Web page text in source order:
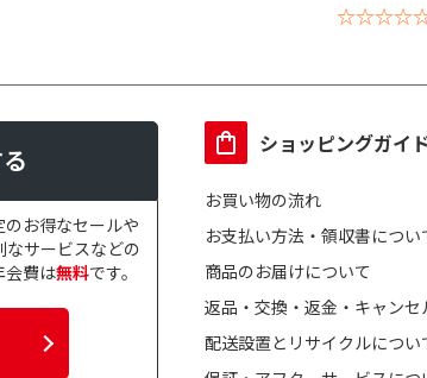
お得なセールや
サービスなどの
会費は無料です。
ショッピングガイ
お買い物の流れ
お支払い方法・領収書につい
商品のお届けについて
返品・交換・返金・キャンセ
配送設置とリサイクルについ